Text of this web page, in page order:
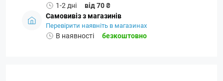
1-2 дні
від 70 ₴
Самовивіз з магазинів
Перевірити наявніть в магазинах
В наявності безкоштовно